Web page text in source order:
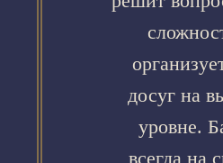
досуг на
уровне.
всегда на